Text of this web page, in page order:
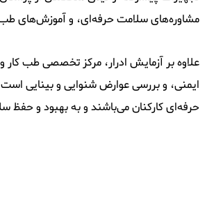
مشاوره‌های سلامت حرفه‌ای، و آموزش‌های طب
علاوه بر آزمایش ادرار، مرکز تخصصی طب
ایمنی، و بررسی عوارض شنوایی و بینایی
حرفه‌ای کارکنان می‌باشند و به بهبود و